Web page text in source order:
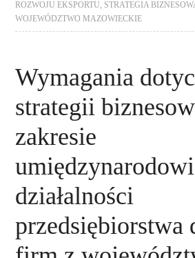
ROZWOJU EKSPORTU
STRATEGIA
WOJEWÓDZTWO MAZOWIECKIE
Wymagania
strategii
zakresie
działalności
przedsiębiorstwa